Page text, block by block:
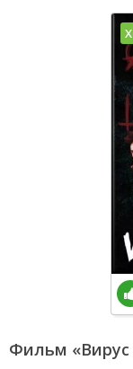
Фильм «Вирус